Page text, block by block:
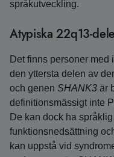
språkutveckling.
Atypiska 22q13-
Det finns personer
den yttersta delen av
och genen SHANK3 är
definitionsmässigt inte
De kan dock ha språklig
funktionsnedsättning
kan uppstå vid